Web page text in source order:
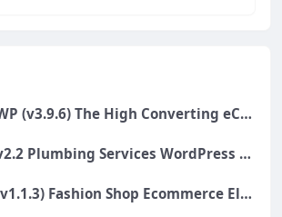
MinimogWP (v3.9.6) The High Converting eCommerce WordPress Theme
Plumbio v2.2 Plumbing Services WordPress Theme
Anarkali (v1.1.3) Fashion Shop Ecommerce Elementor Theme